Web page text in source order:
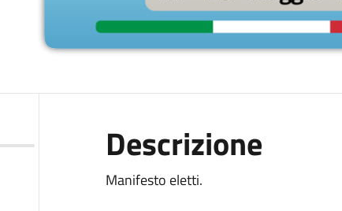
Descrizione
Manifesto eletti.